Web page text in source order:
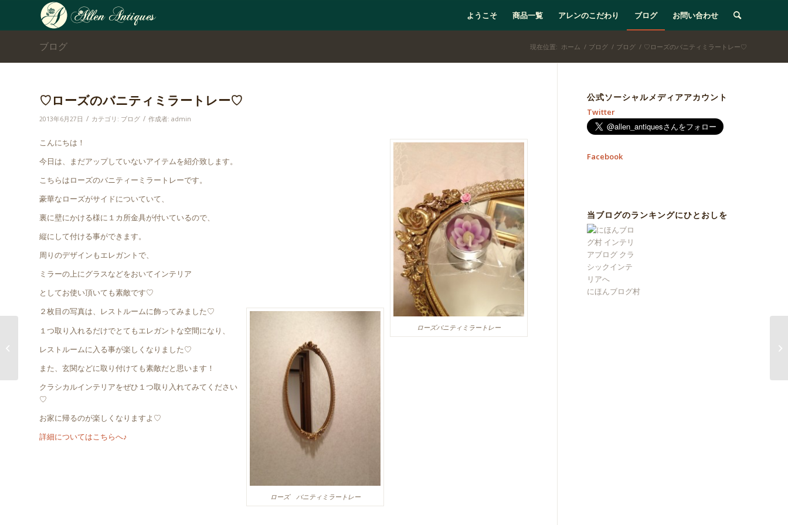
ようこそ 商品一覧 アレンのこだわり ブログ お問い合わせ
ブログ 現在位置: ホーム / ブログ / ブログ / ♡ローズのバニティミラートレー♡
♡ローズのバニティミラートレー♡
2013年6月27日 / カテゴリ: ブログ / 作成者: admin
ローズバニティミラートレー
こんにちは！
今日は、まだアップしていないアイテムを紹介致します。
こちらはローズのバニティーミラートレーです。
豪華なローズがサイドについていて、
裏に壁にかける様に１カ所金具が付いているので、
縦にして付ける事ができます。
周りのデザインもエレガントで、
ミラーの上にグラスなどをおいてインテリア
としてお使い頂いても素敵です♡
ローズ バニティミラートレー
２枚目の写真は、レストルームに飾ってみました♡
１つ取り入れるだけでとてもエレガントな空間になり、
レストルームに入る事が楽しくなりました♡
また、玄関などに取り付けても素敵だと思います！
クラシカルインテリアをぜひ１つ取り入れてみてください
♡
お家に帰るのが楽しくなりますよ♡
詳細についてはこちらへ♪
公式ソーシャルメディアアカウント
Twitter
Facebook
当ブログのランキングにひとおしを
にほんブログ村
女神のパフュームボトルについて